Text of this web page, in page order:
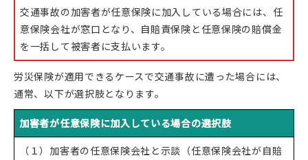
交通事故の加害者が任意保険に加入している場合には、任
意保険会社が窓口となり、自賠責保険と任意保険の賠償金
を一括して被害者に支払います。
労災保険が適用できるケースで交通事故に遭った場合には、
通常、以下が選択肢となります。
加害者が任意保険に加入している場合の選択肢
（１）加害者の任意保険会社と示談（任意保険会社が自賠